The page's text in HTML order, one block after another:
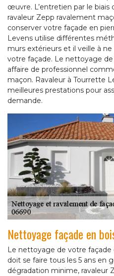
œuvre. L’entretien par le biais
ravaleur Zepp ravalement
conserver votre façade en
Levens utilise différentes
murs extérieurs et il veille à
votre façade. Le nettoyage
affaire de professionnel
maçon. Ravaleur à Tourrette
meilleures prestations pour
demande.
Nettoyage façade en
Le nettoyage de votre façade
doit se faire tous les 5 ans en
dégradation minime, ravaleur